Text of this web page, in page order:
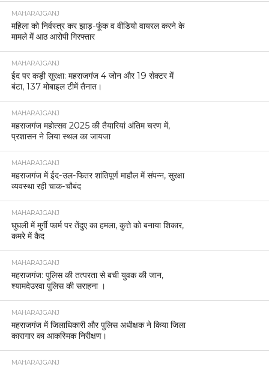
MAHARAJGANJ
महिला को निर्वस्त्र कर झाड़-फूंक व वीडियो वायरल करने के
मामले में आठ आरोपी गिरफ्तार
MAHARAJGANJ
ईद पर कड़ी सुरक्षा: महराजगंज 4 जोन और 19 सेक्टर में
बंटा, 137 मोबाइल टीमें तैनात।
MAHARAJGANJ
महराजगंज महोत्सव 2025 की तैयारियां अंतिम चरण में,
प्रशासन ने लिया स्थल का जायजा
MAHARAJGANJ
महराजगंज में ईद-उल-फितर शांतिपूर्ण माहौल में संपन्न, सुरक्षा
व्यवस्था रही चाक-चौबंद
MAHARAJGANJ
घुघली में मुर्गी फार्म पर तेंदुए का हमला, कुत्ते को बनाया शिकार,
कमरे में कैद
MAHARAJGANJ
महराजगंज: पुलिस की तत्परता से बची युवक की जान,
श्यामदेउरवा पुलिस की सराहना ।
MAHARAJGANJ
महराजगंज में जिलाधिकारी और पुलिस अधीक्षक ने किया जिला
कारागार का आकस्मिक निरीक्षण।
MAHARAJGANJ